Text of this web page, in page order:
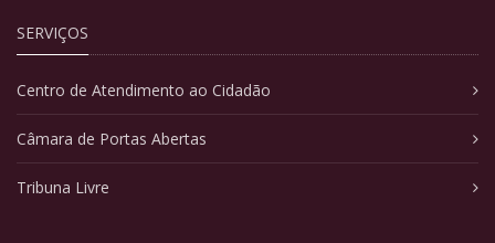
SERVIÇOS
Centro de Atendimento ao Cidadão
Câmara de Portas Abertas
Tribuna Livre